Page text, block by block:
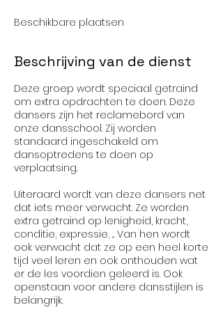
2
p
Beschikbare plaatsen
Beschrijving van de dienst
Deze groep wordt speciaal getraind
om extra opdrachten te doen. Deze
dansers zijn het reclamebord van
onze dansschool. Zij worden
standaard ingeschakeld om
dansoptredens te doen op
verplaatsing.
Uiteraard wordt van deze dansers net
dat iets meer verwacht. Ze worden
extra getraind op lenigheid, kracht,
conditie, expressie, ... Van hen wordt
ook verwacht dat ze op een heel korte
tijd veel leren en ook onthouden wat
er de les voordien geleerd is. Ook
openstaan voor andere dansstijlen is
belangrijk.